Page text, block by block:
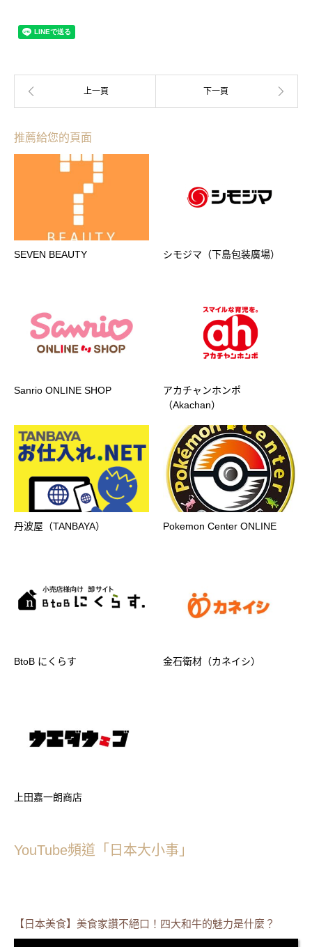
推薦給您的頁面
SEVEN BEAUTY シモジマ（下島包装廣場）
Sanrio ONLINE SHOP
アカチャンホンポ
（Akachan）
丹波屋（TANBAYA） Pokemon Center ONLINE
BtoB にくらす 金石衛材（カネイシ）
上田嘉一朗商店
YouTube頻道「日本大小事」
【日本美食】美食家讚不絕口！四大和牛的魅力是什麼？